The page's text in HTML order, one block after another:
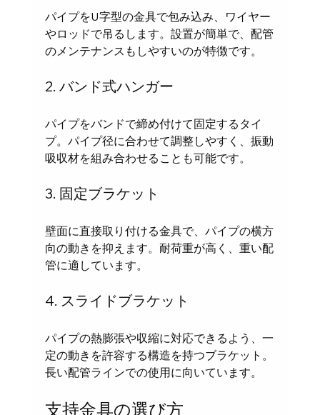
パイプをU字型の金具で包み込み、ワイヤー
やロッドで吊るします。設置が簡単で、配管
のメンテナンスもしやすいのが特徴です。
2. バンド式ハンガー
パイプをバンドで締め付けて固定するタイ
プ。パイプ径に合わせて調整しやすく、振動
吸収材を組み合わせることも可能です。
3. 固定ブラケット
壁面に直接取り付ける金具で、パイプの横方
向の動きを抑えます。耐荷重が高く、重い配
管に適しています。
4. スライドブラケット
パイプの熱膨張や収縮に対応できるよう、一
定の動きを許容する構造を持つブラケット。
長い配管ラインでの使用に向いています。
支持金具の選び方